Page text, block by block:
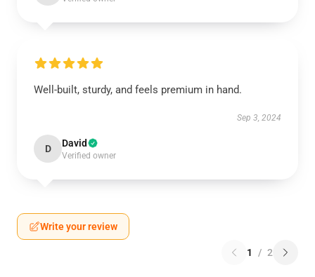
Well-built, sturdy, and feels premium in hand.
Sep 3, 2024
D David
Verified owner
Write your review
1 / 2